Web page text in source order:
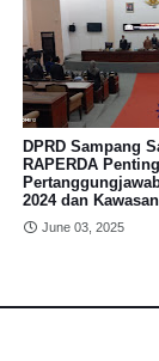
DPRD Sampang
RAPERDA
2024 dan
June 03, 2025